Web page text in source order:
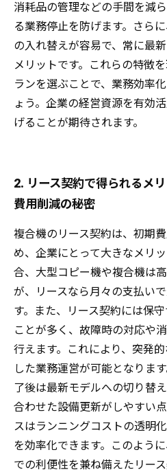
消耗品の管理などの手間を減
る業務停止を防げます。さら
の入れ替えが容易で、常に最
メリットです。これらの特徴
ランを選ぶことで、業務効率
ょう。企業の経営資源を有効
げることが期待されます。
2. リース契約で得られるメ
費用削減の秘密
複合機のリース契約は、初期
め、企業にとって大きなメリ
合、大型コピー機や複合機は
が、リースなら月々の支払い
す。また、リース契約には保
ことが多く、故障時の対応や
行えます。これにより、突発
した業務運営が可能となりま
了後は最新モデルへの切り替
合わせた設備更新がしやすい
スはランニングコストの透明
を効率化できます。このよう
での利便性を兼ね備えたリー